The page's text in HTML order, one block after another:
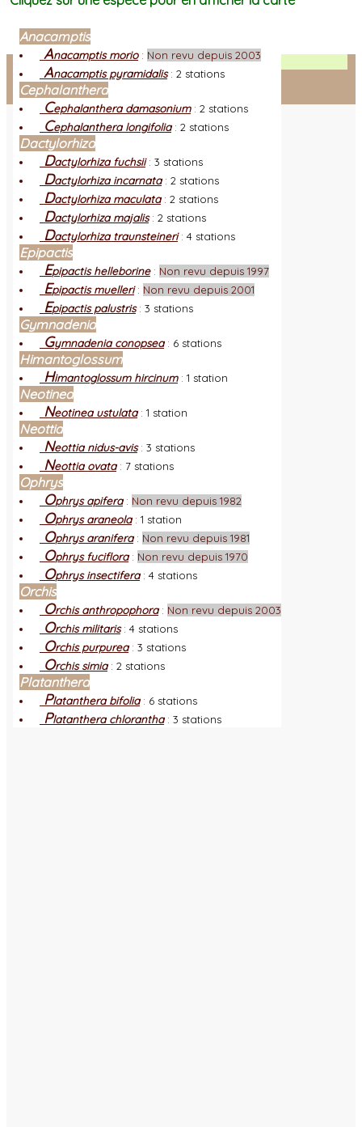
Facebook
Connexion adhérent
Anacamptis
Anacamptis morio: Non revu depuis 2003
Anacamptis pyramidalis: 2 stations
Cephalanthera
Cephalanthera damasonium: 2 stations
Cephalanthera longifolia: 2 stations
Dactylorhiza
Dactylorhiza fuchsii: 3 stations
Dactylorhiza incarnata: 2 stations
Dactylorhiza maculata: 2 stations
Dactylorhiza majalis: 2 stations
Dactylorhiza traunsteineri: 4 stations
Epipactis
Epipactis helleborine: Non revu depuis 1997
Epipactis muelleri: Non revu depuis 2001
Epipactis palustris: 3 stations
Gymnadenia
Gymnadenia conopsea: 6 stations
Himantoglossum
Himantoglossum hircinum: 1 station
Neotinea
Neotinea ustulata: 1 station
Neottia
Neottia nidus-avis: 3 stations
Neottia ovata: 7 stations
Ophrys
Ophrys apifera: Non revu depuis 1982
Ophrys araneola: 1 station
Ophrys aranifera: Non revu depuis 1981
Ophrys fuciflora: Non revu depuis 1970
Ophrys insectifera: 4 stations
Orchis
Orchis anthropophora: Non revu depuis 2003
Orchis militaris: 4 stations
Orchis purpurea: 3 stations
Orchis simia: 2 stations
Platanthera
Platanthera bifolia: 6 stations
Platanthera chlorantha: 3 stations